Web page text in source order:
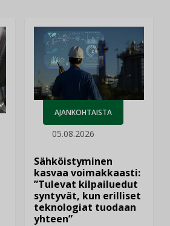
AJANKOHTAISTA
05.08.2026
Sähköistyminen
kasvaa voimakkaasti:
”Tulevat kilpailuedut
syntyvät, kun erilliset
teknologiat tuodaan
yhteen”